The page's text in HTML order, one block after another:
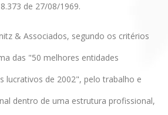
de 27/08/1969.
& Associados, segundo os critérios
das "50 melhores entidades
lucrativos de 2002", pelo trabalho e
dentro de uma estrutura profissional,